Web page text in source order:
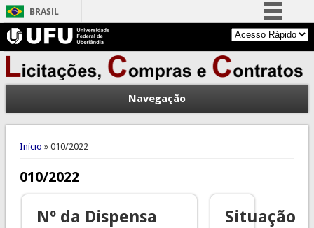
BRASIL
Simplifique!
Comunica BR
Participe
Acesso à informação
Legislação
Navegação
Você está aqui
Início » 010/2022
010/2022
Nº da Dispensa Situação